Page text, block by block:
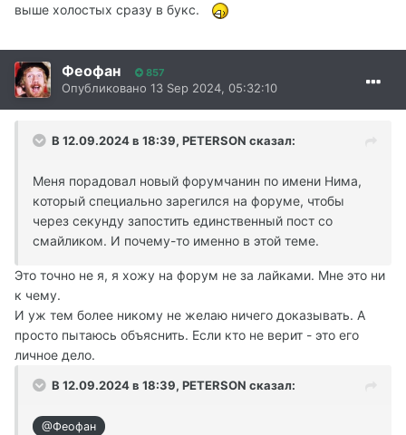
выше холостых сразу в букс.
Феофан 857
Опубликовано 13 Sep 2024, 05:32:10
В 12.09.2024 в 18:39, PETERSON сказал:
Меня порадовал новый форумчанин по имени Нима,
который специально зарегился на форуме, чтобы
через секунду запостить единственный пост со
смайликом. И почему-то именно в этой теме.
Это точно не я, я хожу на форум не за лайками. Мне это ни
к чему.
И уж тем более никому не желаю ничего доказывать. А
просто пытаюсь объяснить. Если кто не верит - это его
личное дело.
В 12.09.2024 в 18:39, PETERSON сказал:
@Феофан